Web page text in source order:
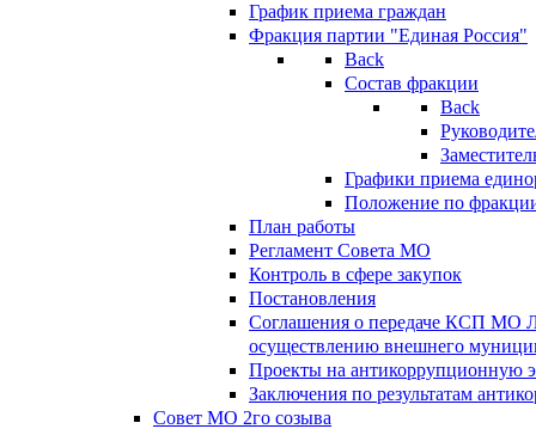
График приема граждан
Фракция партии "Единая Россия"
Back
Состав фракции
Back
Графики приема
Положение по
План работы
Регламент Совета МО
Контроль в сфере закупок
Постановления
Соглашения о передаче КСП МО
осуществлению внешнего
Проекты на антикоррупционную
Заключения по результатам
Совет МО 2го созыва